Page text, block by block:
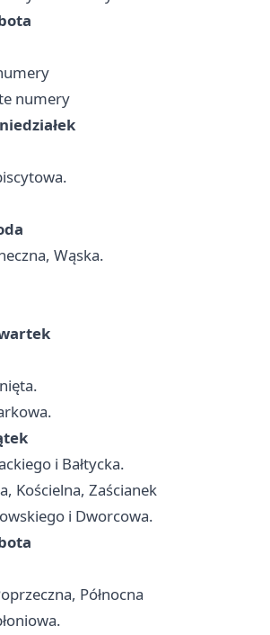
numery
Wąska.
i Bałtycka.
Kościelna, Zaścianek
i Dworcowa.
Północna